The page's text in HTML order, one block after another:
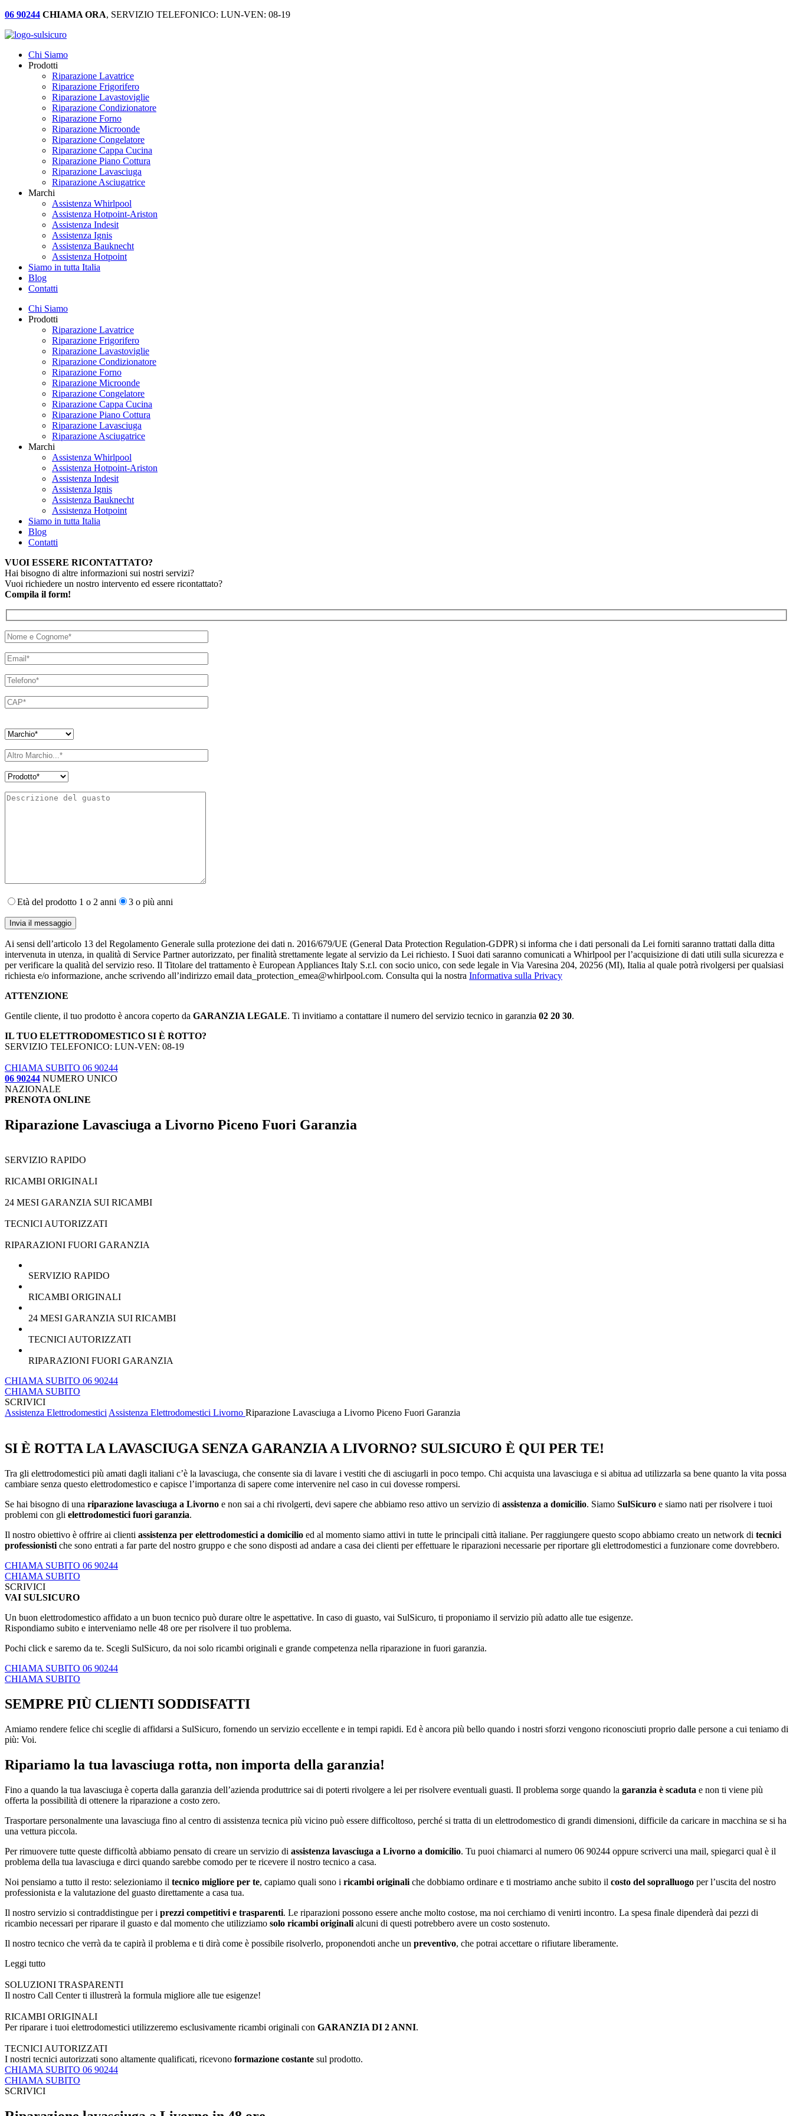
06 90244 CHIAMA ORA, SERVIZIO TELEFONICO: LUN-VEN: 08-19
Chi Siamo
Prodotti
Riparazione Lavatrice
Riparazione Frigorifero
Riparazione Lavastoviglie
Riparazione Condizionatore
Riparazione Forno
Riparazione Microonde
Riparazione Congelatore
Riparazione Cappa Cucina
Riparazione Piano Cottura
Riparazione Lavasciuga
Riparazione Asciugatrice
Marchi
Assistenza Whirlpool
Assistenza Hotpoint-Ariston
Assistenza Indesit
Assistenza Ignis
Assistenza Bauknecht
Assistenza Hotpoint
Siamo in tutta Italia
Blog
Contatti
Chi Siamo
Prodotti
Riparazione Lavatrice
Riparazione Frigorifero
Riparazione Lavastoviglie
Riparazione Condizionatore
Riparazione Forno
Riparazione Microonde
Riparazione Congelatore
Riparazione Cappa Cucina
Riparazione Piano Cottura
Riparazione Lavasciuga
Riparazione Asciugatrice
Marchi
Assistenza Whirlpool
Assistenza Hotpoint-Ariston
Assistenza Indesit
Assistenza Ignis
Assistenza Bauknecht
Assistenza Hotpoint
Siamo in tutta Italia
Blog
Contatti
VUOI ESSERE RICONTATTATO?
Hai bisogno di altre informazioni sui nostri servizi?
Vuoi richiedere un nostro intervento ed essere ricontattato?
Compila il form!
Età del prodotto 1 o 2 anni 3 o più anni
Ai sensi dell’articolo 13 del Regolamento Generale sulla protezione dei dati n. 2016/679/UE (General Data Protection Regulation-GDPR) si informa che i dati personali da Lei forniti saranno​ trattati dalla ditta
intervenuta in utenza,​ in qualità di Service Partner autorizzato, per finalità strettamente legate al servizio da Lei richiesto. I S​uoi dati saranno comunicati a Whirlpool per l’acquisizione di dati utili sulla sicurezza e
per verificare la qualità del servizio reso. Il Titolare del trattamento è European Appliances Italy S.r.l. con socio unico, con sede legale in Via Varesina 204, 20256 (MI), Italia al quale potrà rivolgersi per qualsiasi
richiesta e/o informazione, anche scrivendo all’indirizzo email data_protection_emea@whirlpool.com. Consulta qui la nostra Informativa sulla Privacy
ATTENZIONE
Gentile cliente, il tuo prodotto è ancora coperto da GARANZIA LEGALE. Ti invitiamo a contattare il numero del servizio tecnico in garanzia 02 20 30.
IL TUO ELETTRODOMESTICO SI È ROTTO?
SERVIZIO TELEFONICO: LUN-VEN: 08-19
CHIAMA SUBITO 06 90244
06 90244 NUMERO UNICO
NAZIONALE
PRENOTA ONLINE
Riparazione Lavasciuga a Livorno Piceno Fuori Garanzia
SERVIZIO RAPIDO
RICAMBI ORIGINALI
24 MESI GARANZIA SUI RICAMBI
TECNICI AUTORIZZATI
RIPARAZIONI FUORI GARANZIA
SERVIZIO RAPIDO
RICAMBI ORIGINALI
24 MESI GARANZIA SUI RICAMBI
TECNICI AUTORIZZATI
RIPARAZIONI FUORI GARANZIA
CHIAMA SUBITO 06 90244
CHIAMA SUBITO
SCRIVICI
Assistenza ElettrodomesticiAssistenza Elettrodomestici Livorno Riparazione Lavasciuga a Livorno Piceno Fuori Garanzia
SI È ROTTA LA LAVASCIUGA SENZA GARANZIA A LIVORNO? SULSICURO È QUI PER TE!
Tra gli elettrodomestici più amati dagli italiani c’è la lavasciuga, che consente sia di lavare i vestiti che di asciugarli in poco tempo. Chi acquista una lavasciuga e si abitua ad utilizzarla sa bene quanto la vita possa
cambiare senza questo elettrodomestico e capisce l’importanza di sapere come intervenire nel caso in cui dovesse rompersi.
Se hai bisogno di una riparazione lavasciuga a Livorno e non sai a chi rivolgerti, devi sapere che abbiamo reso attivo un servizio di assistenza a domicilio. Siamo SulSicuro e siamo nati per risolvere i tuoi
problemi con gli elettrodomestici fuori garanzia.
Il nostro obiettivo è offrire ai clienti assistenza per elettrodomestici a domicilio ed al momento siamo attivi in tutte le principali città italiane. Per raggiungere questo scopo abbiamo creato un network di tecnici
professionisti che sono entrati a far parte del nostro gruppo e che sono disposti ad andare a casa dei clienti per effettuare le riparazioni necessarie per riportare gli elettrodomestici a funzionare come dovrebbero.
CHIAMA SUBITO 06 90244
CHIAMA SUBITO
SCRIVICI
VAI SULSICURO
Un buon elettrodomestico affidato a un buon tecnico può durare oltre le aspettative. In caso di guasto, vai SulSicuro, ti proponiamo il servizio più adatto alle tue esigenze.
Rispondiamo subito e interveniamo nelle 48 ore per risolvere il tuo problema.
Pochi click e saremo da te. Scegli SulSicuro, da noi solo ricambi originali e grande competenza nella riparazione in fuori garanzia.
CHIAMA SUBITO 06 90244
CHIAMA SUBITO
SEMPRE PIÙ CLIENTI SODDISFATTI
Amiamo rendere felice chi sceglie di affidarsi a SulSicuro, fornendo un servizio eccellente e in tempi rapidi. Ed è ancora più bello quando i nostri sforzi vengono riconosciuti proprio dalle persone a cui teniamo di
più: Voi.
Ripariamo la tua lavasciuga rotta, non importa della garanzia!
Fino a quando la tua lavasciuga è coperta dalla garanzia dell’azienda produttrice sai di poterti rivolgere a lei per risolvere eventuali guasti. Il problema sorge quando la garanzia è scaduta e non ti viene più
offerta la possibilità di ottenere la riparazione a costo zero.
Trasportare personalmente una lavasciuga fino al centro di assistenza tecnica più vicino può essere difficoltoso, perché si tratta di un elettrodomestico di grandi dimensioni, difficile da caricare in macchina se si ha
una vettura piccola.
Per rimuovere tutte queste difficoltà abbiamo pensato di creare un servizio di assistenza lavasciuga a Livorno a domicilio. Tu puoi chiamarci al numero 06 90244 oppure scriverci una mail, spiegarci qual è il
problema della tua lavasciuga e dirci quando sarebbe comodo per te ricevere il nostro tecnico a casa.
Noi pensiamo a tutto il resto: selezioniamo il tecnico migliore per te, capiamo quali sono i ricambi originali che dobbiamo ordinare e ti mostriamo anche subito il costo del sopralluogo per l’uscita del nostro
professionista e la valutazione del guasto direttamente a casa tua.
Il nostro servizio si contraddistingue per i prezzi competitivi e trasparenti. Le riparazioni possono essere anche molto costose, ma noi cerchiamo di venirti incontro. La spesa finale dipenderà dai pezzi di
ricambio necessari per riparare il guasto e dal momento che utilizziamo solo ricambi originali alcuni di questi potrebbero avere un costo sostenuto.
Il nostro tecnico che verrà da te capirà il problema e ti dirà come è possibile risolverlo, proponendoti anche un preventivo, che potrai accettare o rifiutare liberamente.
Leggi tutto
SOLUZIONI TRASPARENTI
Il nostro Call Center ti illustrerà la formula migliore alle tue esigenze!
RICAMBI ORIGINALI
Per riparare i tuoi elettrodomestici utilizzeremo esclusivamente ricambi originali con GARANZIA DI 2 ANNI.
TECNICI AUTORIZZATI
I nostri tecnici autorizzati sono altamente qualificati, ricevono formazione costante sul prodotto.
CHIAMA SUBITO 06 90244
CHIAMA SUBITO
SCRIVICI